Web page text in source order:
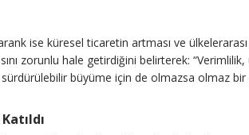
ise küresel ticaretin artması ve
zorunlu hale getirdiğini belirterek:
büyüme için de olmazsa olmaz bir